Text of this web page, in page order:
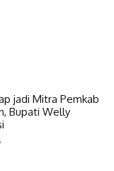
jadi Mitra Pemkab
Bupati Welly